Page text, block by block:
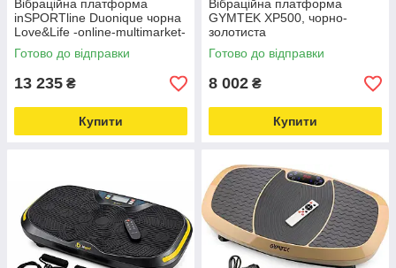
Вібраційна платформа
inSPORTline Duonique чорна
Love&Life -online-multimarket-
Готово до відправки
13 235 ₴
Купити
Вібраційна платформа
GYMTEK XP500, чорно-
золотиста
Готово до відправки
8 002 ₴
Купити